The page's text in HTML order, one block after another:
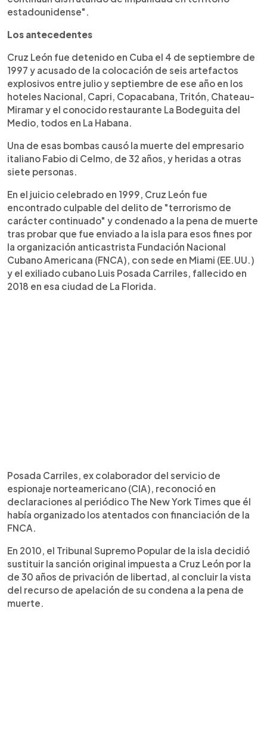
estadounidense".
Los antecedentes
Cruz León fue detenido en Cuba el 4 de septiembre de
1997 y acusado de la colocación de seis artefactos
explosivos entre julio y septiembre de ese año en los
hoteles Nacional, Capri, Copacabana, Tritón, Chateau-
Miramar y el conocido restaurante La Bodeguita del
Medio, todos en La Habana.
Una de esas bombas causó la muerte del empresario
italiano Fabio di Celmo, de 32 años, y heridas a otras
siete personas.
En el juicio celebrado en 1999, Cruz León fue
encontrado culpable del delito de "terrorismo de
carácter continuado" y condenado a la pena de muerte
tras probar que fue enviado a la isla para esos fines por
la organización anticastrista Fundación Nacional
Cubano Americana (FNCA), con sede en Miami (EE.UU.)
y el exiliado cubano Luis Posada Carriles, fallecido en
2018 en esa ciudad de La Florida.
Posada Carriles, ex colaborador del servicio de
espionaje norteamericano (CIA), reconoció en
declaraciones al periódico The New York Times que él
había organizado los atentados con financiación de la
FNCA.
En 2010, el Tribunal Supremo Popular de la isla decidió
sustituir la sanción original impuesta a Cruz León por la
de 30 años de privación de libertad, al concluir la vista
del recurso de apelación de su condena a la pena de
muerte.